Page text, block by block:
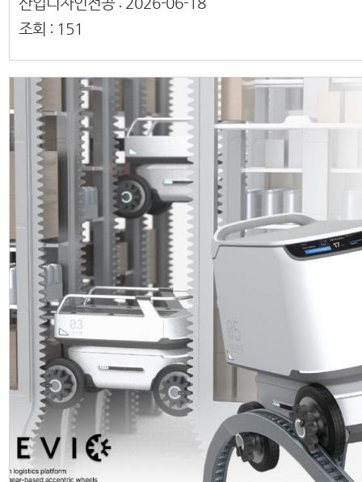
조회 : 151